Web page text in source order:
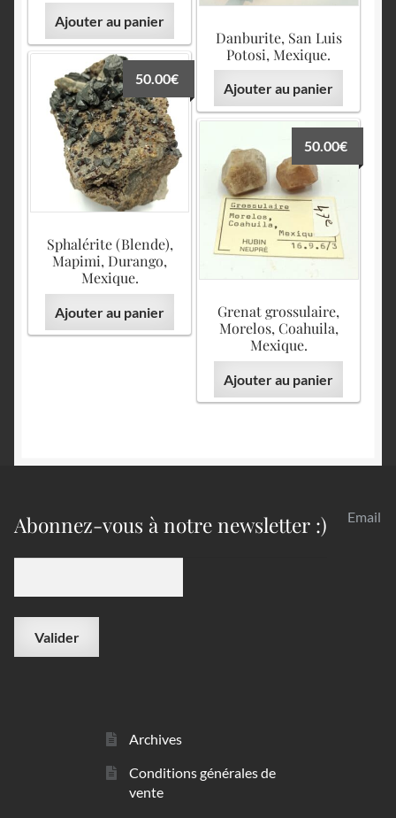
Ajouter au panier
Danburite, San Luis
Potosi, Mexique.
Ajouter au panier
Sphalérite (Blende),
Mapimi, Durango,
Mexique.
50.00€
Ajouter au panier
Grenat grossulaire,
Morelos, Coahuila,
Mexique.
50.00€
Ajouter au panier
Abonnez-vous à notre newsletter :) Email
Archives
Conditions générales de
vente